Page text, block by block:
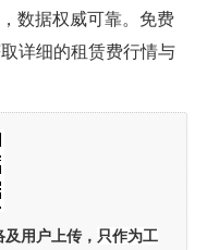
数据权威可靠。免费
详细的租赁费行情与
用户上传， 只作为工